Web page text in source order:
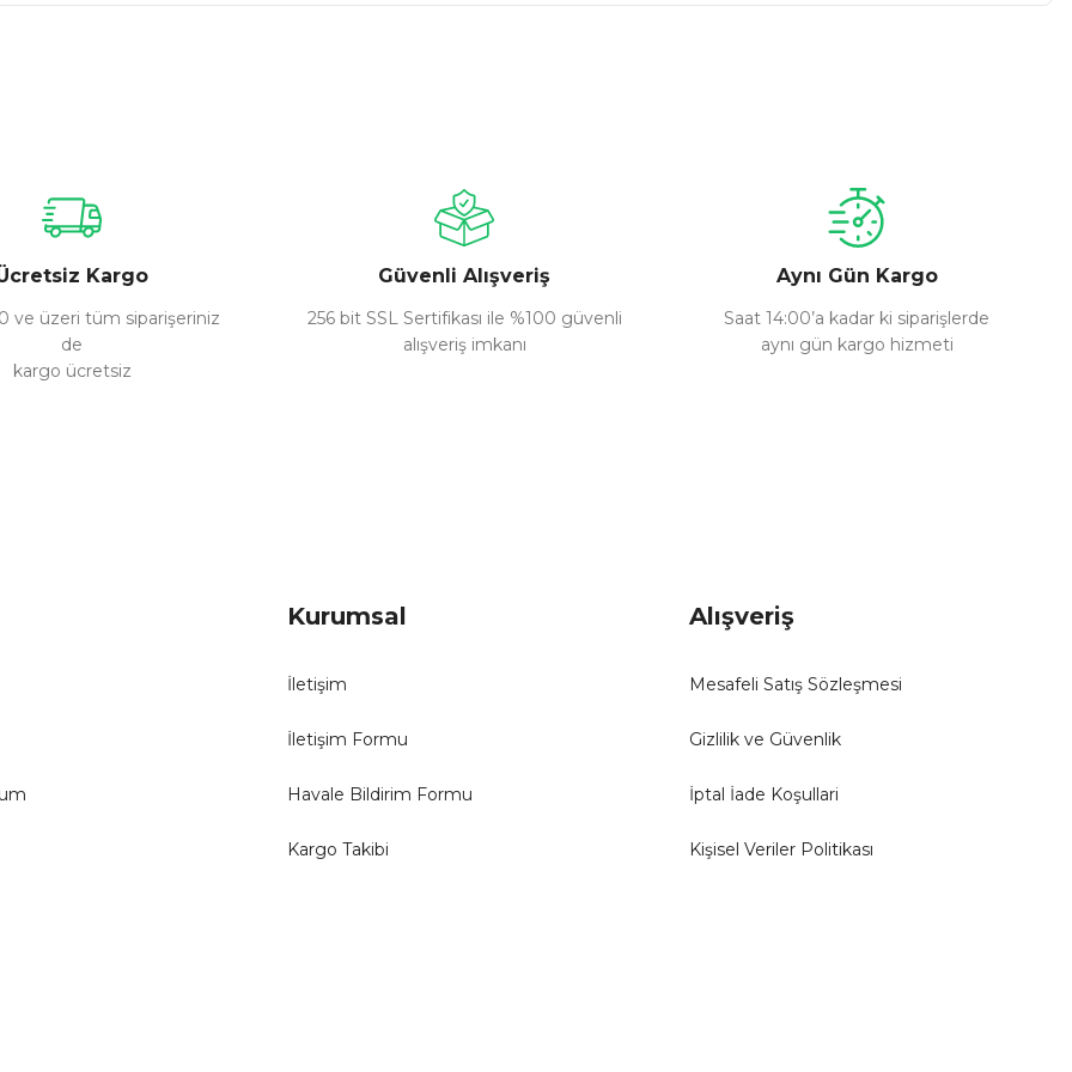
Kargo
ve üzeri tüm siparişeriniz
de
kargo ücretsiz
Güvenli Alışveriş
256 bit SSL Sertifikası ile %100 güvenli
alışveriş imkanı
Aynı Gün Kargo
Saat 14:00’a kadar ki siparişlerde
aynı gün kargo hizmeti
Kurumsal
İletişim
İletişim Formu
Havale Bildirim Formu
Kargo Takibi
Alışveriş
Mesafeli Satış Sözleşmesi
Gizlilik ve Güvenlik
İptal İade Koşullari
Kişisel Veriler Politikası